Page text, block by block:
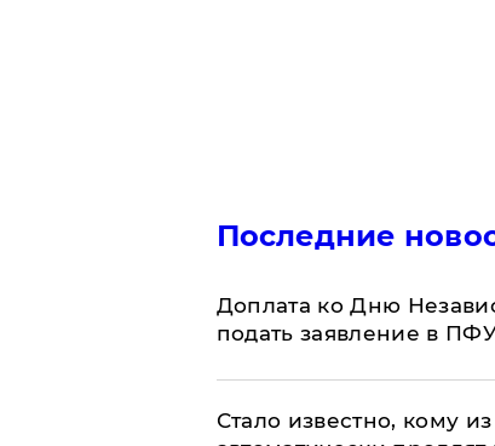
Последние
Доплата ко Дню
подать заявление в
Стало известно, кому